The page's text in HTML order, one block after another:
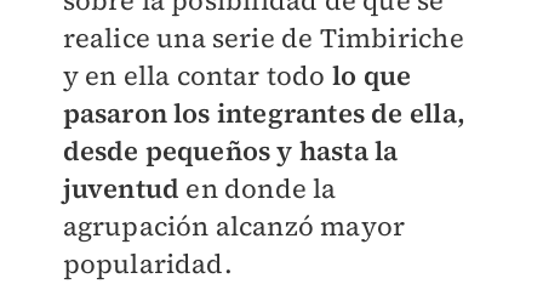
realice una serie de Timbiriche
y en ella contar todo lo que
pasaron los integrantes de ella,
desde pequeños y hasta la
juventud en donde la
agrupación alcanzó mayor
popularidad.